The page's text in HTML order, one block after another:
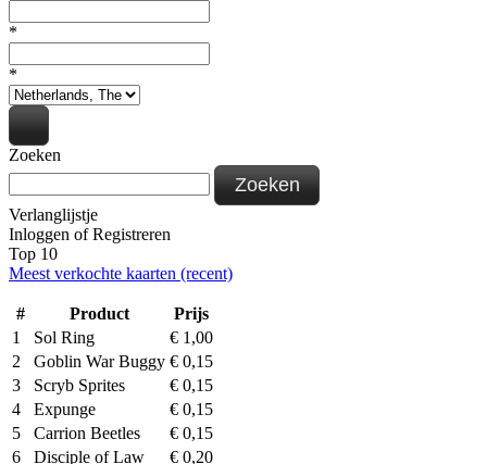
*
*
Zoeken
Zoeken
Verlanglijstje
Inloggen ofRegistreren
Top 10
Meest verkochte kaarten (recent)
# Product
Prijs
1
Sol Ring € 1,00
2
Goblin War Buggy € 0,15
3
Scryb Sprites € 0,15
4
Expunge € 0,15
5
Carrion Beetles € 0,15
6
Disciple of Law € 0,20